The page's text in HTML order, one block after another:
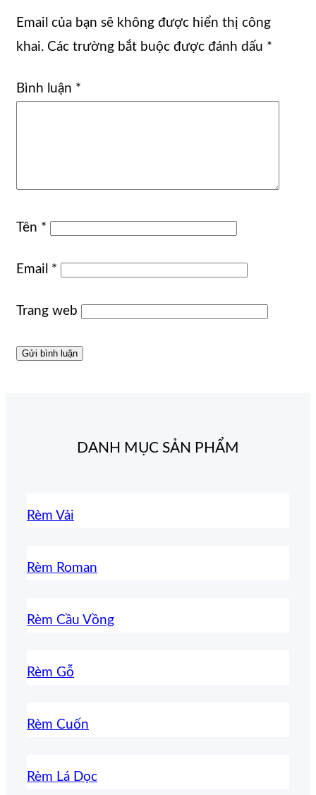
Email của bạn sẽ không được hiển thị công
khai. Các trường bắt buộc được đánh dấu *
Bình luận *
Tên *
Email *
Trang web
DANH MỤC SẢN PHẨM
Rèm Vải
Rèm Roman
Rèm Cầu Vồng
Rèm Gỗ
Rèm Cuốn
Rèm Lá Dọc